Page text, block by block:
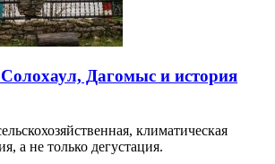
Дагомыс и история
климатическая
а не только дегустация.